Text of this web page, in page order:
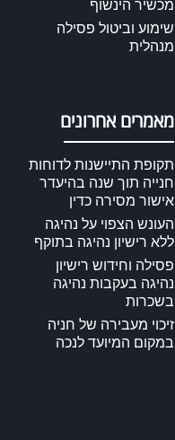
מכשיר הינשוף
שימוע וביטול פסילה
מנהלית
מאמרים אחרונים
תקופת התיישנות לדוחות
חנייה תוך שנה בהיעדר
אישור מסירה כדין
העונש הצפוי על נהיגה
ללא רישיון נהיגה בתוקף
פסילה וחידוש רישיון
נהיגה בעקבות נהיגה
בשכרות
זיכוי מעבירה של חניה
במקום המיועד לנכה